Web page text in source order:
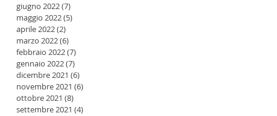
giugno 2022(7)
maggio 2022(5)
aprile 2022(2)
marzo 2022(6)
febbraio 2022(7)
gennaio 2022(7)
dicembre 2021 (6)
novembre 2021 (6)
ottobre 2021 (8)
settembre 2021 (4)